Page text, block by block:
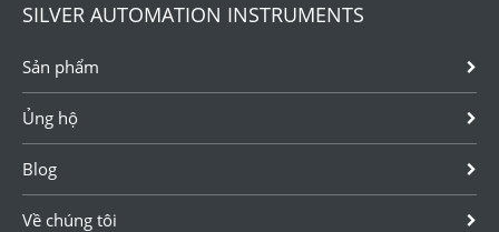
SILVER AUTOMATION INSTRUMENTS
Sản phẩm
Ủng hộ
Blog
Về chúng tôi